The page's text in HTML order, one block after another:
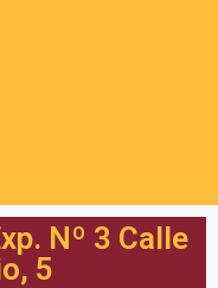
Nº 3 Calle
5